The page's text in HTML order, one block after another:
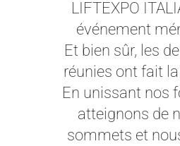
LIFTEXPO
événement
Et bien sûr, les
réunies ont fait
En unissant nos
atteignons de
sommets et